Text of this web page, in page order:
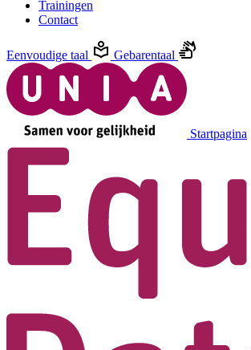
Trainingen
Contact
Eenvoudige taal Gebarentaal
Startpagina